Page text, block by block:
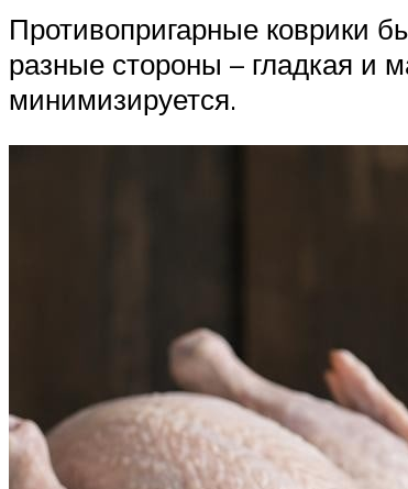
Противопригарные коврики
разные стороны – гладкая и
минимизируется.